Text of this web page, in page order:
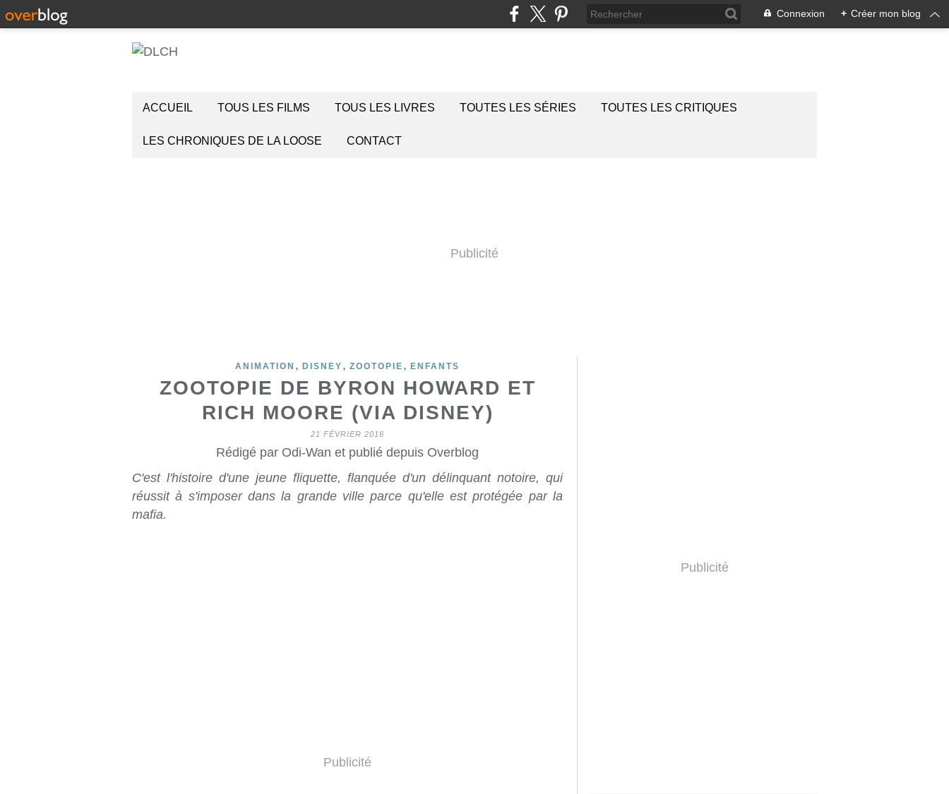
Connexion + Créer mon blog
ACCUEIL TOUS LES FILMS TOUS LES LIVRES TOUTES LES SÉRIES TOUTES LES CRITIQUES
LES CHRONIQUES DE LA LOOSE CONTACT
Publicité
ANIMATION , DISNEY , ZOOTOPIE , ENFANTS
ZOOTOPIE DE BYRON HOWARD ET
RICH MOORE (VIA DISNEY)
21 FÉVRIER 2016
Rédigé par Odi-Wan et publié depuis Overblog
C'est l'histoire d'une jeune fliquette, flanquée d'un délinquant notoire, qui
réussit à s'imposer dans la grande ville parce qu'elle est protégée par la
mafia.
Publicité
Publicité